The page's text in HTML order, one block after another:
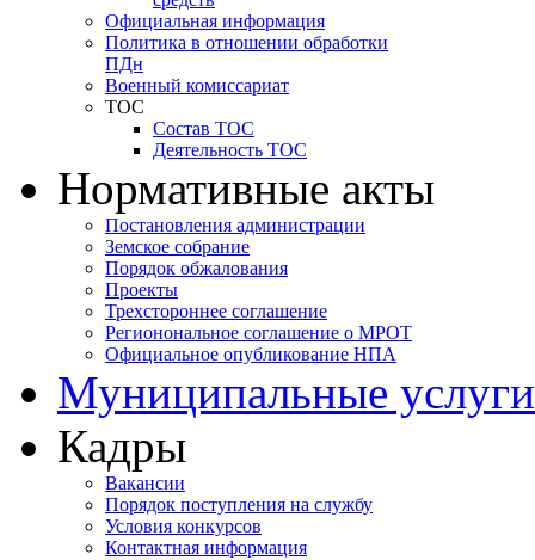
Официальная информация
Политика в отношении обработки
ПДн
Военный комиссариат
ТОС
Состав ТОС
Деятельность ТОС
Нормативные акты
Постановления администрации
Земское собрание
Порядок обжалования
Проекты
Трехстороннее соглашение
Регионональное соглашение о МРОТ
Официальное опубликование НПА
Муниципальные услуги
Кадры
Вакансии
Порядок поступления на службу
Условия конкурсов
Контактная информация